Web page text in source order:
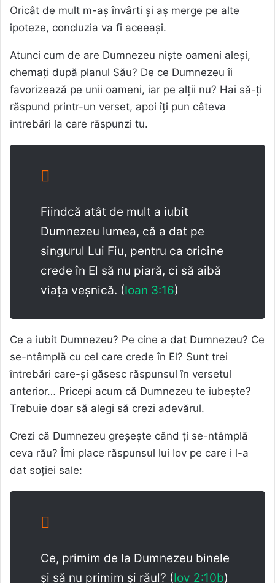
Oricât de mult m-aș învârti și aș merge pe alte
ipoteze, concluzia va fi aceeași.
Atunci cum de are Dumnezeu niște oameni aleși,
chemați după planul Său? De ce Dumnezeu îi
favorizează pe unii oameni, iar pe alții nu? Hai să-ți
răspund printr-un verset, apoi îți pun câteva
întrebări la care răspunzi tu.
Fiindcă atât de mult a iubit
Dumnezeu lumea, că a dat pe
singurul Lui Fiu, pentru ca oricine
crede în El să nu piară, ci să aibă
viața veșnică. (Ioan 3:16)
Ce a iubit Dumnezeu? Pe cine a dat Dumnezeu? Ce
se-ntâmplă cu cel care crede în El? Sunt trei
întrebări care-și găsesc răspunsul în versetul
anterior… Pricepi acum că Dumnezeu te iubește?
Trebuie doar să alegi să crezi adevărul.
Crezi că Dumnezeu greșește când ți se-ntâmplă
ceva rău? Îmi place răspunsul lui Iov pe care i l-a
dat soției sale:
Ce, primim de la Dumnezeu binele
și să nu primim și răul? (Iov 2:10b)